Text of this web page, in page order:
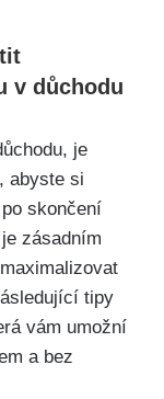
v důchodu
je
abyste si
skončení
zásadním
tipy
vám umožní
a bez